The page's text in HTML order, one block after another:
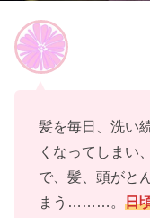
髪を毎日、洗い
くなってしまい
で、髪、頭がと
まう………。日